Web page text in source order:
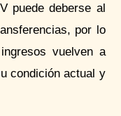
puede deberse al
por lo
vuelven a
condición actual y